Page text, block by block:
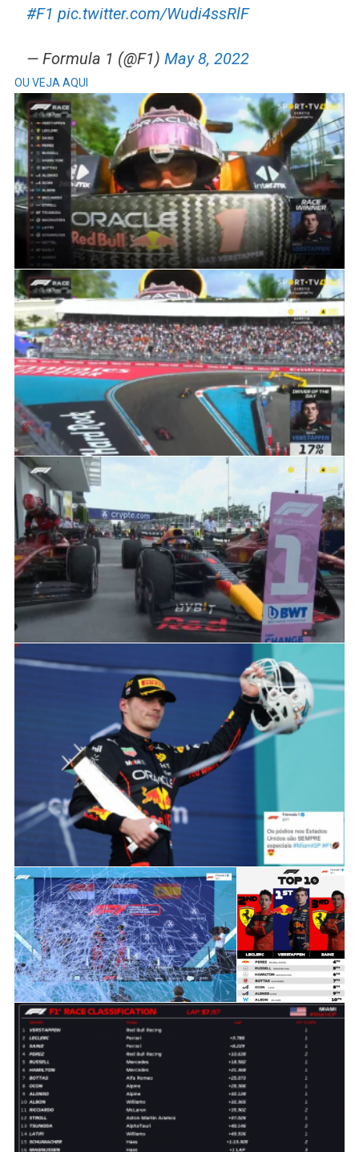
#F1 pic.twitter.com/Wudi4ssRlF
— Formula 1 (@F1) May 8, 2022
OU VEJA AQUI